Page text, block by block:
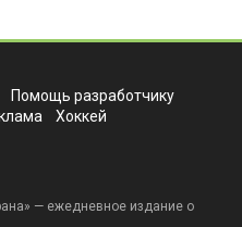
Помощь разработчику
Хоккей
» — ежедневное издание о